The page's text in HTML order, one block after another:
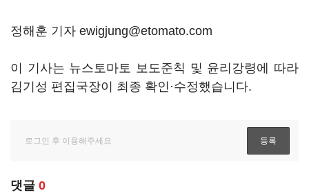
정해훈 기자 ewigjung@etomato.com
이 기사는 뉴스토마토 보도준칙 및 윤리강령에 따라
김기성 편집국장이 최종 확인·수정했습니다.
댓글 0